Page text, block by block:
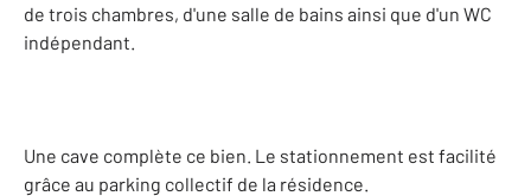
de trois chambres, d'une salle de bains ainsi que d'un WC
indépendant.
Une cave complète ce bien. Le stationnement est facilité
grâce au parking collectif de la résidence.